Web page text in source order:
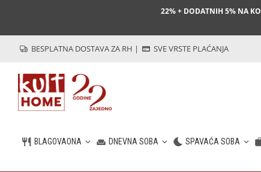
22% + DODATNIH 5% NA
BESPLATNA DOSTAVA ZA RH | SVE VRSTE PLAĆANJA
BLAGOVAONA DNEVNA SOBA SPAVAĆA SOBA